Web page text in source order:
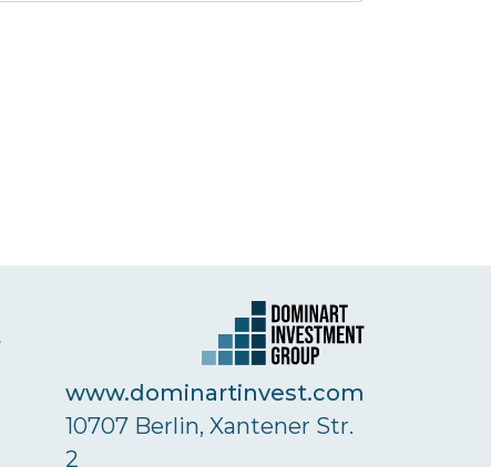
www.dominartinvest.com
10707 Berlin, Xantener Str.
2